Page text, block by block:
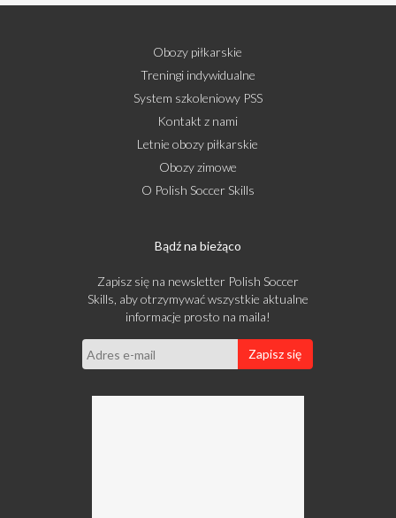
Obozy piłkarskie
Treningi indywidualne
System szkoleniowy PSS
Kontakt z nami
Letnie obozy piłkarskie
Obozy zimowe
O Polish Soccer Skills
Bądź na bieżąco
Zapisz się na newsletter Polish Soccer
Skills, aby otrzymywać wszystkie aktualne
informacje prosto na maila!
Zapisz się